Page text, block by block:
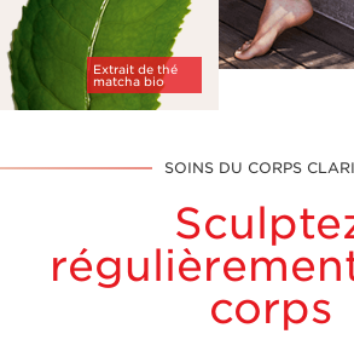
Extrait de thé
matcha bio
SOINS DU CORPS
corps